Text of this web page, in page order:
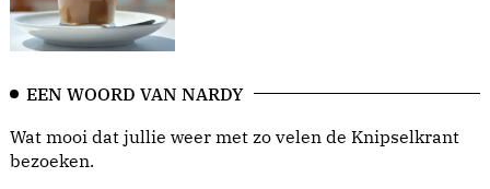
EEN WOORD VAN NARDY
Wat mooi dat jullie weer met zo velen de Knipselkrant
bezoeken.